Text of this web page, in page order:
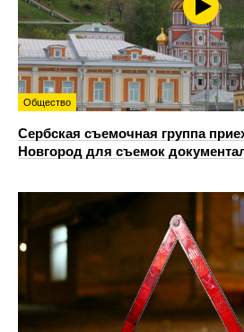
Общество
Сербская съемочная группа
Новгород для съемок